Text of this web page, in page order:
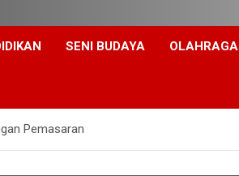
SENI BUDAYA OLAHRAGA
Pemasaran